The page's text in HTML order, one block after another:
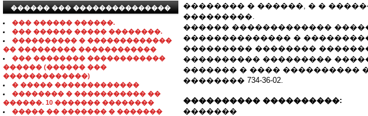
������ ��� ���������������
��� ������ ������.
��� ������ ����� ��������.
���������� � �������������
�� ��������� ������������
��� �������� ������������
������ (������ ���
�������������)
� ����� �������������
�������� � ����������� ��
������. 10 ������� ��������
����� �� ������� � �������
�������� � ������, � �
���������.
������ ������������� ������
�������������� �
��������� ��������
���������� ���������
������� � ���� ���������� ��
�������� 734-36-02.
���������� ����������:
�������